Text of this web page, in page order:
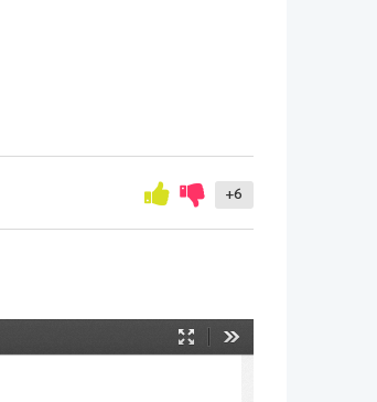
+6
Način